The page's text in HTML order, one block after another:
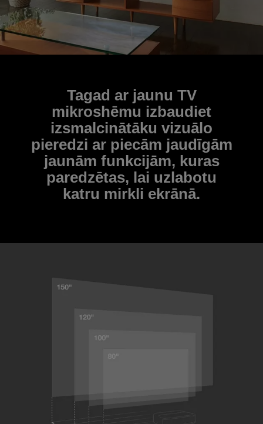
Tagad ar jaunu TV
mikroshēmu izbaudiet
izsmalcinātāku vizuālo
pieredzi ar piecām jaudīgām
jaunām funkcijām, kuras
paredzētas, lai uzlabotu
katru mirkli ekrānā.